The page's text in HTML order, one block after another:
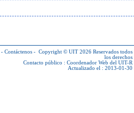
- Contáctenos - Copyright © UIT 2026 Reservados todos
los derechos
Contacto público : Coordenador Web del UIT-R
Actualizado el : 2013-01-30